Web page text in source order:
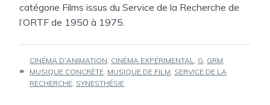
catégorie Films issus du Service de la Recherche de
l’ORTF de 1950 à 1975.
ÉTIQUETTES :
CINÉMA D'ANIMATION CINÉMA EXPÉRIMENTAL G GRM
MUSIQUE CONCRÈTE MUSIQUE DE FILM SERVICE DE LA
RECHERCHE SYNESTHÉSIE